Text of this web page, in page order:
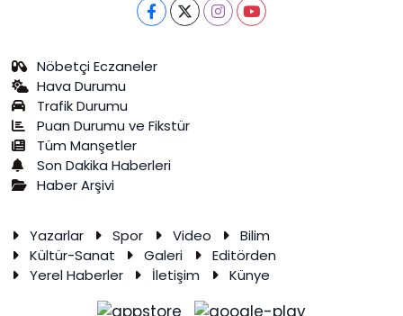
Nöbetçi Eczaneler
Hava Durumu
Trafik Durumu
Puan Durumu ve Fikstür
Tüm Manşetler
Son Dakika Haberleri
Haber Arşivi
Yazarlar Spor Video
Bilim
Kültür-Sanat
Galeri
Editörden
Yerel Haberler
İletişim Künye